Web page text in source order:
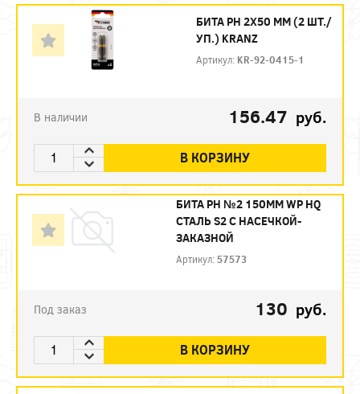
БИТА PH 2Х50 ММ (2 ШТ./
УП.) KRANZ
Артикул: KR-92-0415-1
В наличии 156.47 руб.
В КОРЗИНУ
БИТА PH №2 150ММ WP HQ
СТАЛЬ S2 С НАСЕЧКОЙ-
ЗАКАЗНОЙ
Артикул: 57573
Под заказ 130 руб.
В КОРЗИНУ